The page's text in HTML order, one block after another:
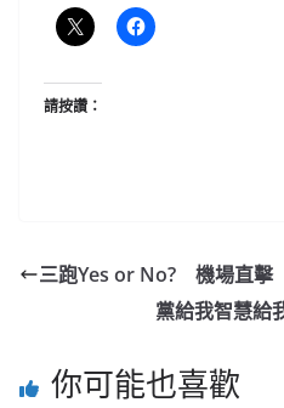
請按讚：
三跑Yes or No? 機場直擊
黨給我智慧給
你可能也喜歡